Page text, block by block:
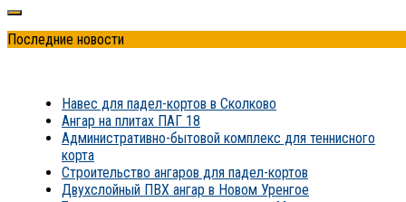
Последние новости
Навес для падел-кортов в Сколково
Ангар на плитах ПАГ 18
Административно-бытовой комплекс для теннисного
корта
Строительство ангаров для падел-кортов
Двухслойный ПВХ ангар в Новом Уренгое